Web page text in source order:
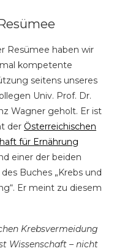
Resümee haben wir
kompetente
seitens unseres
Univ. Prof. Dr.
Wagner geholt. Er ist
der Österreichischen
für Ernährung
einer der beiden
Buches „Krebs und
Er meint zu diesem
Krebsvermeidung
Wissenschaft – nicht